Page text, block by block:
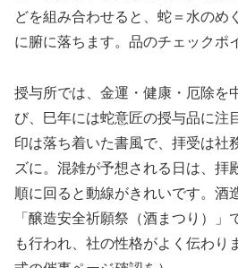
どを組み合わせると、蛇＝水のめ
に腑に落ちます。品のチェックポ
授与所では、金運・健康・厄除を
び、巳年には蛇意匠の授与品に注
印は落ち着いた書風で、拝受は社
ズに。混雑が予想される日は、
順に回ると動線がきれいです。酒
「醸造安全祈願祭（酒まつり）
も行われ、社の性格がよく伝わり